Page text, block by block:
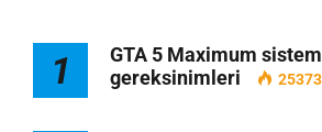
1
GTA 5 Maximum sistem
gereksinimleri
25373